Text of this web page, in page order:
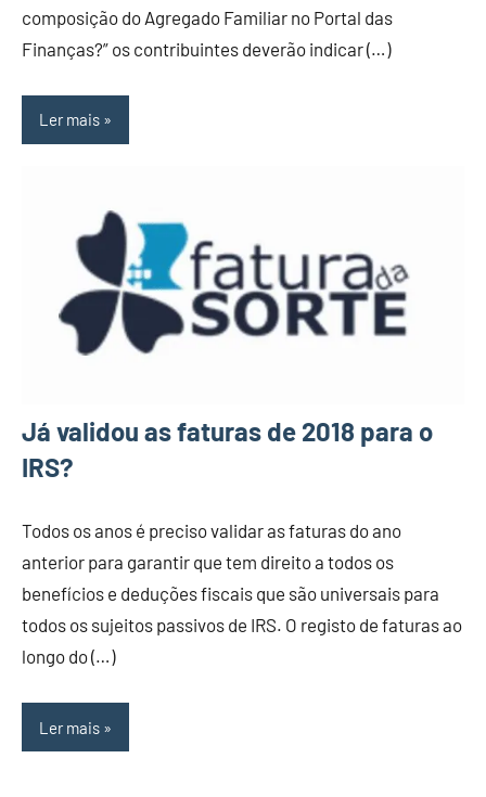
composição do Agregado Familiar no Portal das
Finanças?” os contribuintes deverão indicar (…)
Ler mais
Já validou as faturas de 2018 para o
IRS?
Todos os anos é preciso validar as faturas do ano
anterior para garantir que tem direito a todos os
benefícios e deduções fiscais que são universais para
todos os sujeitos passivos de IRS. O registo de faturas ao
longo do (…)
Ler mais